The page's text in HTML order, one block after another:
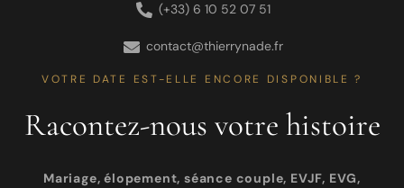
(+33) 6 10 52 07 51
contact@thierrynade.fr
VOTRE DATE EST-ELLE ENCORE DISPONIBLE ?
Racontez-nous votre histoire
Mariage, élopement, séance couple, EVJF, EVG,